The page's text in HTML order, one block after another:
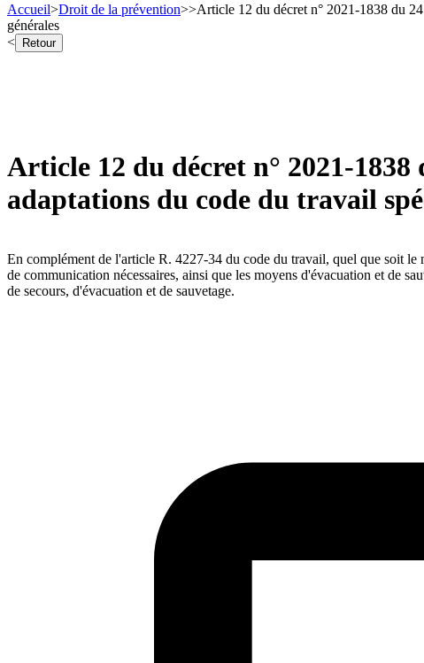
Accueil>Droit de la prévention>>Article 12 du décret n° 2021-1838 du
générales
< Retour
Article 12 du décret n° 2021-
adaptations du code du travail
En complément de l'article R. 4227-34 du code du travail, quel que soit le
de communication nécessaires, ainsi que les moyens d'évacuation et de
de secours, d'évacuation et de sauvetage.